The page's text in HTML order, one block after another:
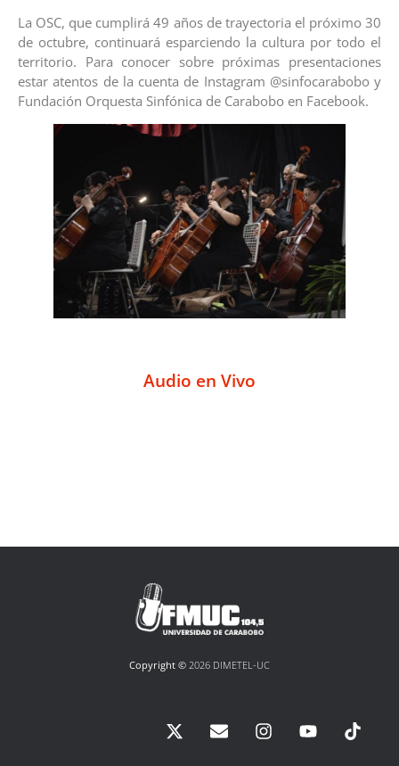
La OSC, que cumplirá 49 años de trayectoria el próximo 30
de octubre, continuará esparciendo la cultura por todo el
territorio. Para conocer sobre próximas presentaciones
estar atentos de la cuenta de Instagram @sinfocarabobo y
Fundación Orquesta Sinfónica de Carabobo en Facebook.
Audio en Vivo
Copyright © 2026 DIMETEL-UC